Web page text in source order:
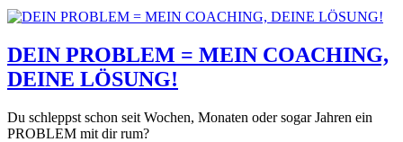
DEIN PROBLEM = MEIN COACHING,
DEINE LÖSUNG!
Du schleppst schon seit Wochen, Monaten oder sogar Jahren ein
PROBLEM mit dir rum?